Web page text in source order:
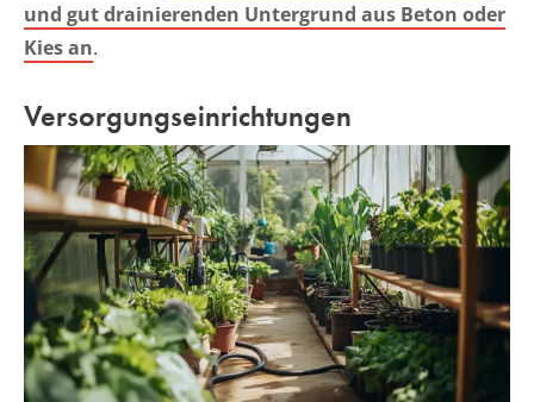
und gut drainierenden Untergrund aus Beton oder
Kies an.
Versorgungseinrichtungen